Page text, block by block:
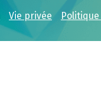
Vie privée